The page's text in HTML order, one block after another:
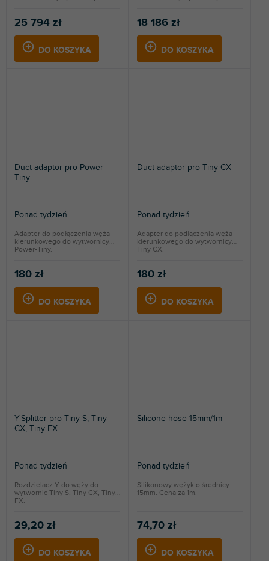
25 794 zł
DO KOSZYKA
18 186 zł
DO KOSZYKA
Duct adaptor pro Power-
Tiny
Ponad tydzień
180 zł
DO KOSZYKA
Adapter do podłączenia węża
kierunkowego do wytwornicy
Power-Tiny.
Duct adaptor pro Tiny CX
Ponad tydzień
180 zł
DO KOSZYKA
Adapter do podłączenia węża
kierunkowego do wytwornicy
Tiny CX.
Y-Splitter pro Tiny S, Tiny
CX, Tiny FX
Ponad tydzień
29,20 zł
DO KOSZYKA
Rozdzielacz Y do węży do
wytwornic Tiny S, Tiny CX, Tiny
FX.
Silicone hose 15mm/1m
Ponad tydzień
74,70 zł
DO KOSZYKA
Silikonowy wężyk o średnicy
15mm. Cena za 1m.